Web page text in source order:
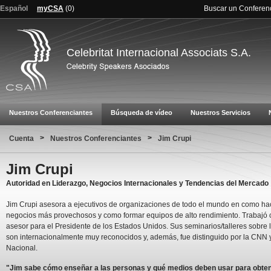
Español myCSA (0) Buscar un
Celebritat Internacional Associats S.A.
Nuestros Conferenciantes Búsqueda de vídeo Nuestros Servicios
Cuenta > Nuestros Conferenciantes > Jim Crupi
Jim Crupi
Autoridad en Liderazgo, Negocios Internacionales y Tendencias del Mercado
Jim Crupi asesora a ejecutivos de organizaciones de todo el mundo en como
negocios más provechosos y como formar equipos de alto rendimiento. Trabajó
asesor para el Presidente de los Estados Unidos. Sus seminarios/talleres sobre
son internacionalmente muy reconocidos y, además, fue distinguido por la CNN
Nacional.
"Jim sabe cómo enseñar a las personas y qué medios deben usar para